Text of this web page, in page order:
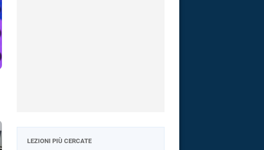
LEZIONI PIÙ CERCATE